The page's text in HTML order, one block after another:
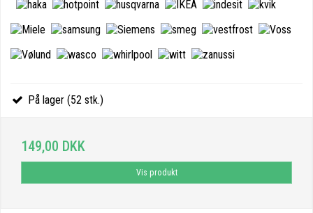
På lager (52 stk.)
149,00 DKK
Vis produkt